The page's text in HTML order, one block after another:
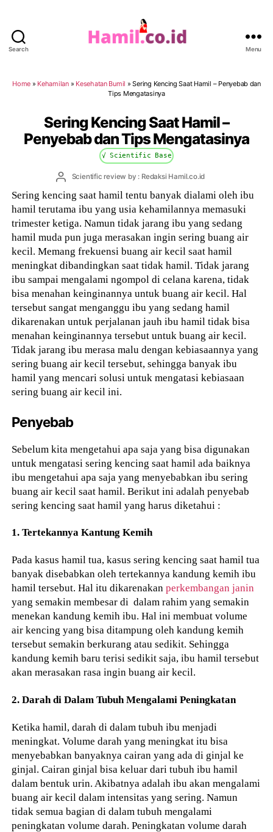
Search Menu
Home » Kehamilan» Kesehatan Bumil »Sering Kencing Saat Hamil – Penyebab dan
Tips Mengatasinya
Sering Kencing Saat Hamil –
Penyebab dan Tips Mengatasinya
√ Scientific Base
PostScientific review by : Redaksi Hamil.co.id
Sering kencing saat hamil tentu banyak dialami oleh ibu
hamil terutama ibu yang usia kehamilannya memasuki
trimester ketiga. Namun tidak jarang ibu yang sedang
hamil muda pun juga merasakan ingin sering buang air
kecil. Memang frekuensi buang air kecil saat hamil
meningkat dibandingkan saat tidak hamil. Tidak jarang
ibu sampai mengalami ngompol di celana karena, tidak
bisa menahan keinginannya untuk buang air kecil. Hal
tersebut sangat menganggu ibu yang sedang hamil
dikarenakan untuk perjalanan jauh ibu hamil tidak bisa
menahan keinginannya tersebut untuk buang air kecil.
Tidak jarang ibu merasa malu dengan kebiasaannya yang
sering buang air kecil tersebut, sehingga banyak ibu
hamil yang mencari solusi untuk mengatasi kebiasaan
sering buang air kecil ini.
Penyebab
Sebelum kita mengetahui apa saja yang bisa digunakan
untuk mengatasi sering kencing saat hamil ada baiknya
ibu mengetahui apa saja yang menyebabkan ibu sering
buang air kecil saat hamil. Berikut ini adalah penyebab
sering kencing saat hamil yang harus diketahui :
1. Tertekannya Kantung Kemih
Pada kasus hamil tua, kasus sering kencing saat hamil tua
banyak disebabkan oleh tertekannya kandung kemih ibu
hamil tersebut. Hal itu dikarenakan perkembangan janin
yang semakin membesar di dalam rahim yang semakin
menekan kandung kemih ibu. Hal ini membuat volume
air kencing yang bisa ditampung oleh kandung kemih
tersebut semakin berkurang atau sedikit. Sehingga
kandung kemih baru terisi sedikit saja, ibu hamil tersebut
akan merasakan rasa ingin buang air kecil.
2. Darah di Dalam Tubuh Mengalami Peningkatan
Ketika hamil, darah di dalam tubuh ibu menjadi
meningkat. Volume darah yang meningkat itu bisa
menyebabkan banyaknya cairan yang ada di ginjal ke
ginjal. Cairan ginjal bisa keluar dari tubuh ibu hamil
dalam bentuk urin. Akibatnya adalah ibu akan mengalami
buang air kecil dalam intensitas yang sering. Namun
tidak semua bagian di dalam tubuh mengalami
peningkatan volume darah. Peningkatan volume darah